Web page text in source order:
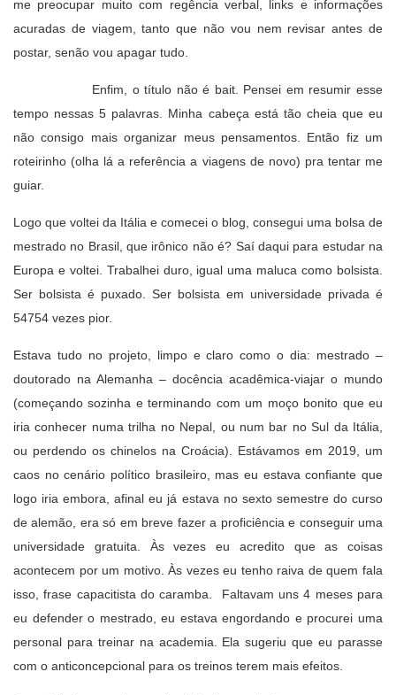
me preocupar muito com regência verbal, links e informações
acuradas de viagem, tanto que não vou nem revisar antes de
postar, senão vou apagar tudo.
Enfim, o título não é bait. Pensei em resumir esse
tempo nessas 5 palavras. Minha cabeça está tão cheia que eu
não consigo mais organizar meus pensamentos. Então fiz um
roteirinho (olha lá a referência a viagens de novo) pra tentar me
guiar.
Logo que voltei da Itália e comecei o blog, consegui uma bolsa de
mestrado no Brasil, que irônico não é? Saí daqui para estudar na
Europa e voltei. Trabalhei duro, igual uma maluca como bolsista.
Ser bolsista é puxado. Ser bolsista em universidade privada é
54754 vezes pior.
Estava tudo no projeto, limpo e claro como o dia: mestrado –
doutorado na Alemanha – docência acadêmica-viajar o mundo
(começando sozinha e terminando com um moço bonito que eu
iria conhecer numa trilha no Nepal, ou num bar no Sul da Itália,
ou perdendo os chinelos na Croácia). Estávamos em 2019, um
caos no cenário político brasileiro, mas eu estava confiante que
logo iria embora, afinal eu já estava no sexto semestre do curso
de alemão, era só em breve fazer a proficiência e conseguir uma
universidade gratuita. Às vezes eu acredito que as coisas
acontecem por um motivo. Às vezes eu tenho raiva de quem fala
isso, frase capacitista do caramba. Faltavam uns 4 meses para
eu defender o mestrado, eu estava engordando e procurei uma
personal para treinar na academia. Ela sugeriu que eu parasse
com o anticoncepcional para os treinos terem mais efeitos.